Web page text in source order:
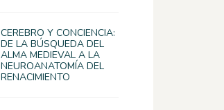
CEREBRO Y CONCIENCIA:
DE LA BÚSQUEDA DEL
ALMA MEDIEVAL A LA
NEUROANATOMÍA DEL
RENACIMIENTO